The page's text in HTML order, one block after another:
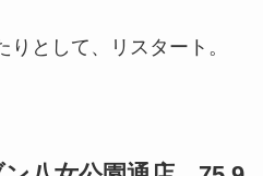
として、リスタート。